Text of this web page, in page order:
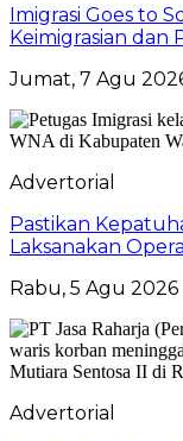
Imigrasi Goes to
Keimigrasian dan
Jumat, 7 Agu
Advertorial
Pastikan
Laksanakan
Rabu, 5 Agu 2026
Advertorial